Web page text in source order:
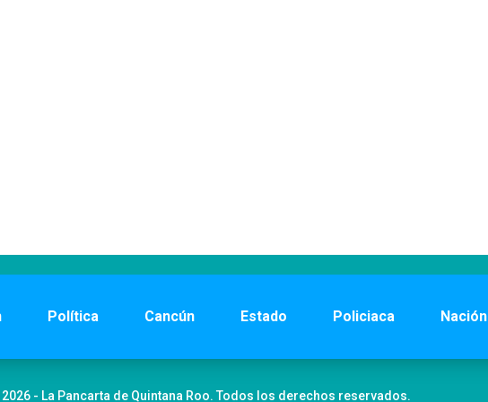
Política Cancún Estado Policiaca Nación
- La Pancarta de Quintana Roo. Todos los derechos reservados.